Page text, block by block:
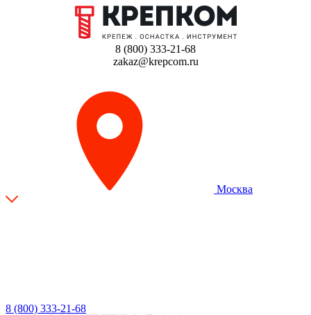
8 (800) 333-21-68
zakaz@krepcom.ru
Москва
8 (800) 333-21-68